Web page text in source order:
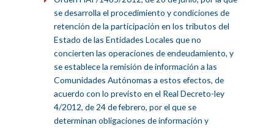
se desarrolla el procedimiento y condiciones de
retención de la participación en los tributos del
Estado de las Entidades Locales que no
concierten las operaciones de endeudamiento, y
se establece la remisión de información a las
Comunidades Autónomas a estos efectos, de
acuerdo con lo previsto en el Real Decreto-ley
4/2012, de 24 de febrero, por el que se
determinan obligaciones de información y